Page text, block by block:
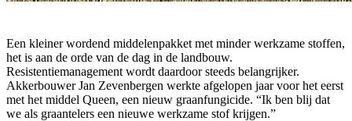
Een kleiner wordend middelenpakket met minder werkzame stoffen,
het is aan de orde van de dag in de landbouw.
Resistentiemanagement wordt daardoor steeds belangrijker.
Akkerbouwer Jan Zevenbergen werkte afgelopen jaar voor het eerst
met het middel Queen, een nieuw graanfungicide. “Ik ben blij dat
we als graantelers een nieuwe werkzame stof krijgen.”